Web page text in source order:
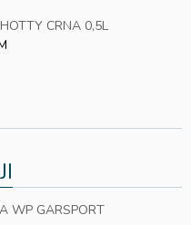
CRNA 0,5L
WP GARSPORT